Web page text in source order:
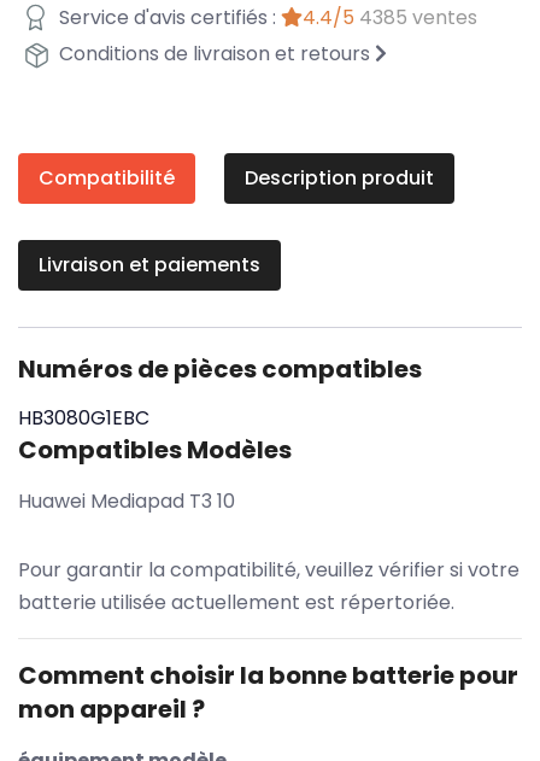
Service d'avis certifiés :
4.4/5 4385 ventes
Conditions de livraison et retours
Compatibilité Description produit
Livraison et paiements
Numéros de pièces compatibles
HB3080G1EBC
Compatibles Modèles
Huawei Mediapad T3 10
Pour garantir la compatibilité, veuillez vérifier si votre
batterie utilisée actuellement est répertoriée.
Comment choisir la bonne batterie pour
mon appareil ?